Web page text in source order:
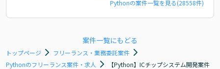
Pythonの案件一覧を見る(28558件)
案件一覧にもどる
トップページ
フリーランス・業務委託案件
Pythonのフリーランス案件・求人
【Python】ICチップシステム開発案件